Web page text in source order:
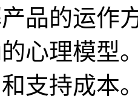
品的运作
心理模型
支持成本